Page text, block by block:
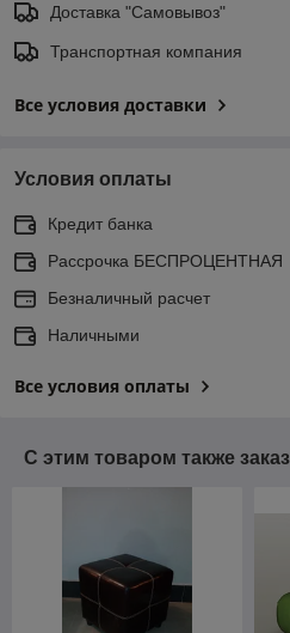
Доставка "Самовывоз"
Транспортная компания
Все условия доставки
Условия оплаты
Кредит банка
Рассрочка БЕСПРОЦЕНТНАЯ
Безналичный расчет
Наличными
Все условия оплаты
С этим товаром также